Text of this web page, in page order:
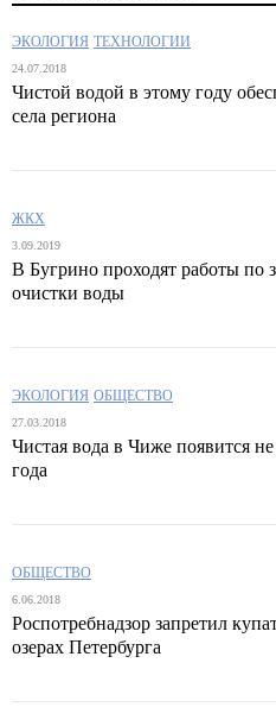
ЭКОЛОГИЯ ТЕХНОЛОГИИ
24.07.2018
Чистой водой в этому году
села региона
ЖКХ
3.09.2019
В Бугрино проходят работы по
очистки воды
ЭКОЛОГИЯ ОБЩЕСТВО
27.03.2018
Чистая вода в Чиже появится
года
ОБЩЕСТВО
6.06.2018
Роспотребнадзор запретил
озерах Петербурга